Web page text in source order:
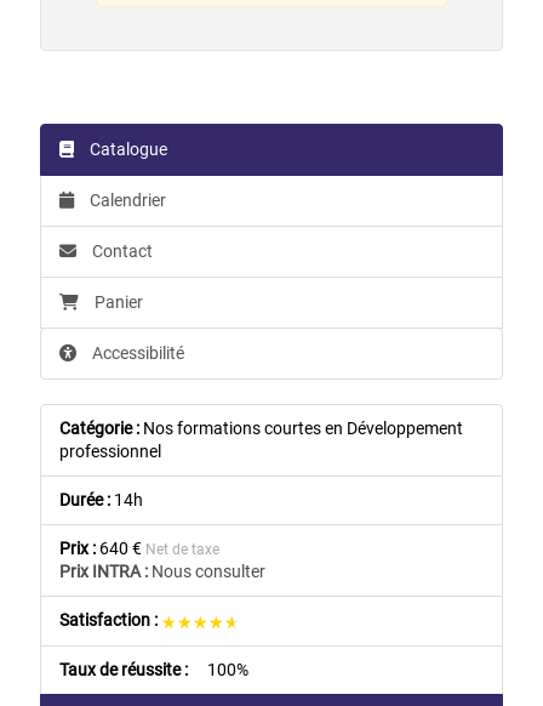
Catalogue
Calendrier
Contact
Panier
Accessibilité
Catégorie : Nos formations courtes en Développement
professionnel
Durée :14h
Prix : 640 € Net de taxe
Prix INTRA :Nous consulter
Satisfaction : ★★★★★
★★★★★
Taux de réussite : 100%